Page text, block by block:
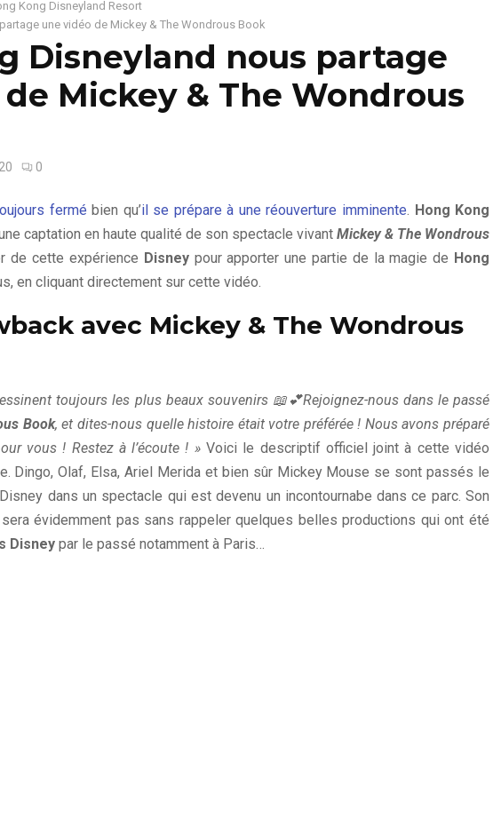
Kong Disneyland Resort
une vidéo de Mickey & The Wondrous Book
Disneyland nous partage
Mickey & The Wondrous
0
fermé bien qu’il se prépare à une réouverture imminente. Hong Kong
captation en haute qualité de son spectacle vivant Mickey & The Wondrous
de cette expérience Disneypour apporter une partie de la magie de Hong
en cliquant directement sur cette vidéo.
avec Mickey & The Wondrous
toujours les plus beaux souvenirs 📖💕Rejoignez-nous dans le passé
Book, et dites-nous quelle histoire était votre préférée ! Nous avons préparé
vous ! Restez à l’écoute ! »Voici le descriptif officiel joint à cette vidéo
Dingo, Olaf, Elsa, Ariel Merida et bien sûr Mickey Mouse se sont passés le
dans un spectacle qui est devenu un incontournabe dans ce parc. Son
évidemment pas sans rappeler quelques belles productions qui ont été
Disney par le passé notamment à Paris…